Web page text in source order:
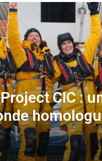
CIC :
collective
SPORT